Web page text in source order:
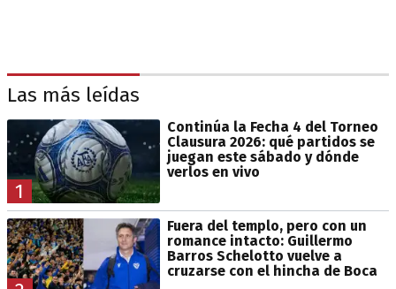
Las más leídas
1
Continúa la Fecha 4 del Torneo
Clausura 2026: qué partidos se
juegan este sábado y dónde
verlos en vivo
Fuera del templo, pero con un
romance intacto: Guillermo
Barros Schelotto vuelve a
cruzarse con el hincha de Boca